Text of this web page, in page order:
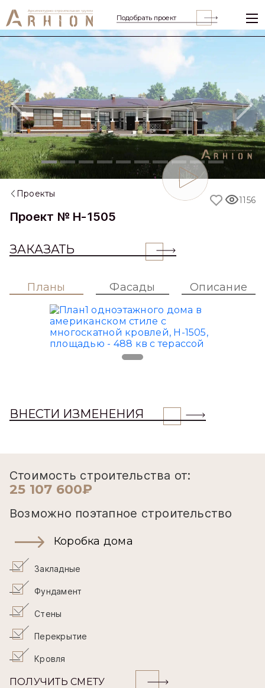
Подобрать проект
Previous
Проекты
Проект № H-1505
ЗАКАЗАТЬ
1156
Планы Фасады Описание
ВНЕСТИ ИЗМЕНЕНИЯ
Стоимость строительства от:
25 107 600₽
Возможно поэтапное строительство
Коробка дома
Закладные
Фундамент
Стены
Перекрытие
Кровля
ПОЛУЧИТЬ СМЕТУ